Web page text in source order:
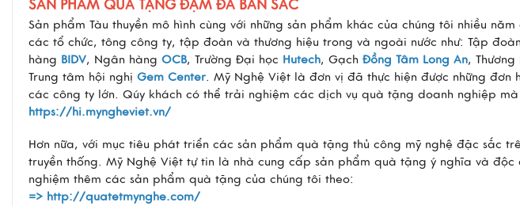
SẢN PHẨM QUÀ TẶNG ĐẬM ĐÀ BẢN SẮC
Sản phẩm Tàu thuyền mô hình cùng với những sản phẩm khác của chúng tôi nhiều
các tổ chức, tông công ty, tập đoàn và thương hiệu trong và ngoài nước như: Tập đoàn
hàng BIDV, Ngân hàng OCB, Trường Đại học Hutech, Gạch Đồng Tâm Long An, Thương
Trung tâm hội nghị Gem Center. Mỹ Nghệ Việt là đơn vị đã thực hiện được những đơn
các công ty lớn. Qúy khách có thể trải nghiệm các dịch vụ quà tặng doanh nghiệp
https://hi.myngheviet.vn/
Hơn nữa, với mục tiêu phát triển các sản phẩm quà tặng thủ công mỹ nghệ đặc sắc
truyền thống. Mỹ Nghệ Việt tự tin là nhà cung cấp sản phẩm quà tặng ý nghĩa và
nghiệm thêm các sản phẩm quà tặng của chúng tôi theo:
=> http://quatetmynghe.com/